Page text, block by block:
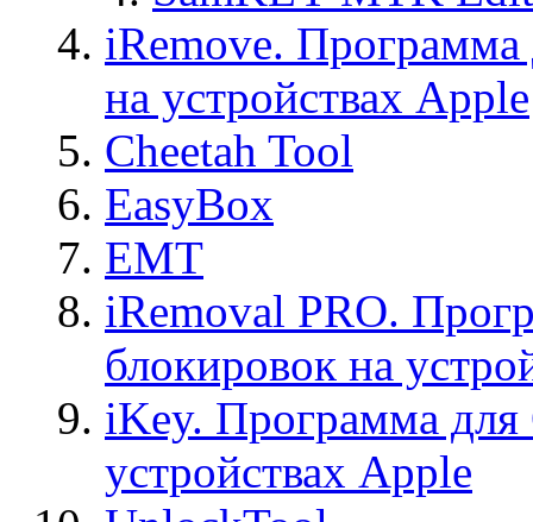
iRemove. Программа
на устройствах Apple
Cheetah Tool
EasyBox
EMT
iRemoval PRO.
блокировок на
iKey. Программа для
устройствах Apple